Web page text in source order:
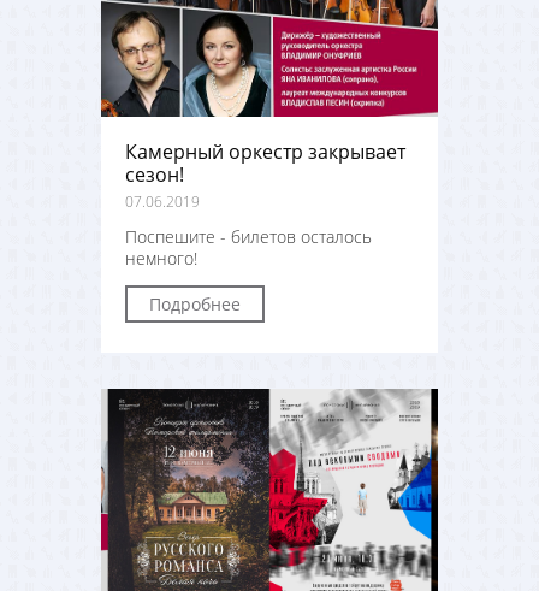
Камерный оркестр закрывает
сезон!
07.06.2019
Поспешите - билетов осталось
немного!
Подробнее